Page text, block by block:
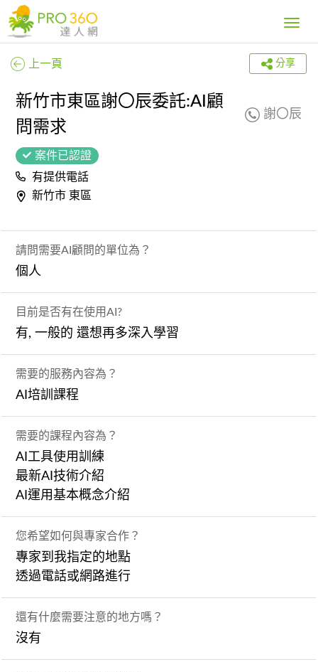
Toggle
上一頁 分享
新竹市東區謝〇辰委託:AI顧
問需求
謝〇辰
案件已認證
有提供電話
新竹市 東區
請問需要AI顧問的單位為？
個人
目前是否有在使用AI?
有, 一般的 還想再多深入學習
需要的服務內容為？
AI培訓課程
需要的課程內容為？
AI工具使用訓練
最新AI技術介紹
AI運用基本概念介紹
您希望如何與專家合作？
專家到我指定的地點
透過電話或網路進行
還有什麼需要注意的地方嗎？
沒有